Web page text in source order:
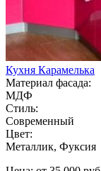
Кухня Карамелька
Материал фасада:
МДФ
Стиль:
Современный
Цвет:
Металлик, Фуксия